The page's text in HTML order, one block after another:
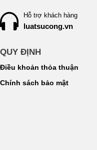
Hỗ trợ khách hàng
luatsucong.vn
QUY ĐỊNH
Điều khoản thỏa thuận
Chính sách bảo mật